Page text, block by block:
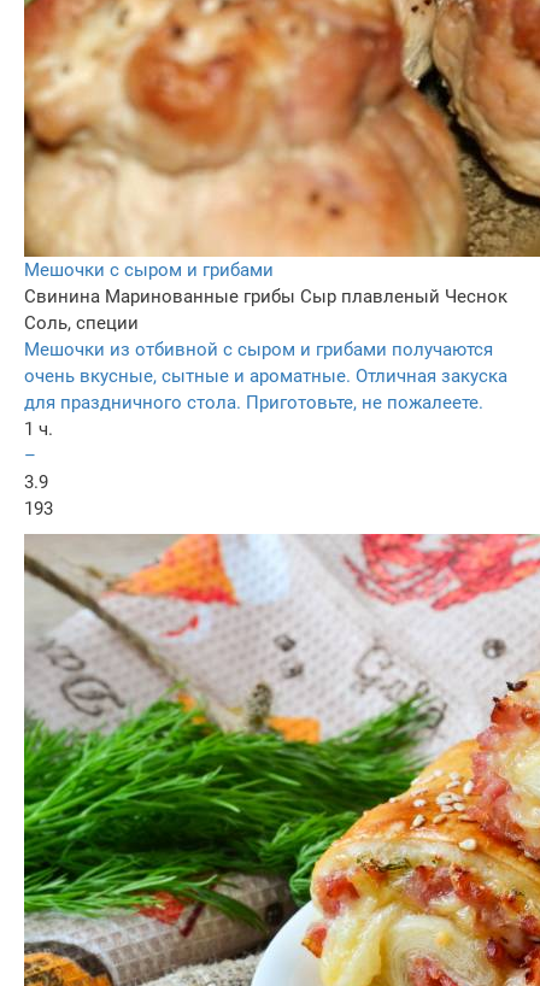
Мешочки с сыром и грибами
Свинина Маринованные грибы Сыр плавленый Чеснок
Соль, специи
Мешочки из отбивной с сыром и грибами получаются
очень вкусные, сытные и ароматные. Отличная закуска
для праздничного стола. Приготовьте, не пожалеете.
1 ч.
–
3.9
193